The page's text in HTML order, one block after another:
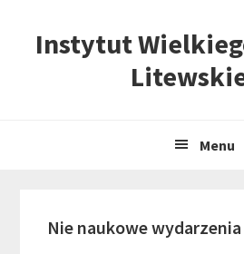
Instytut
Menu
Nie naukowe wydarzenia